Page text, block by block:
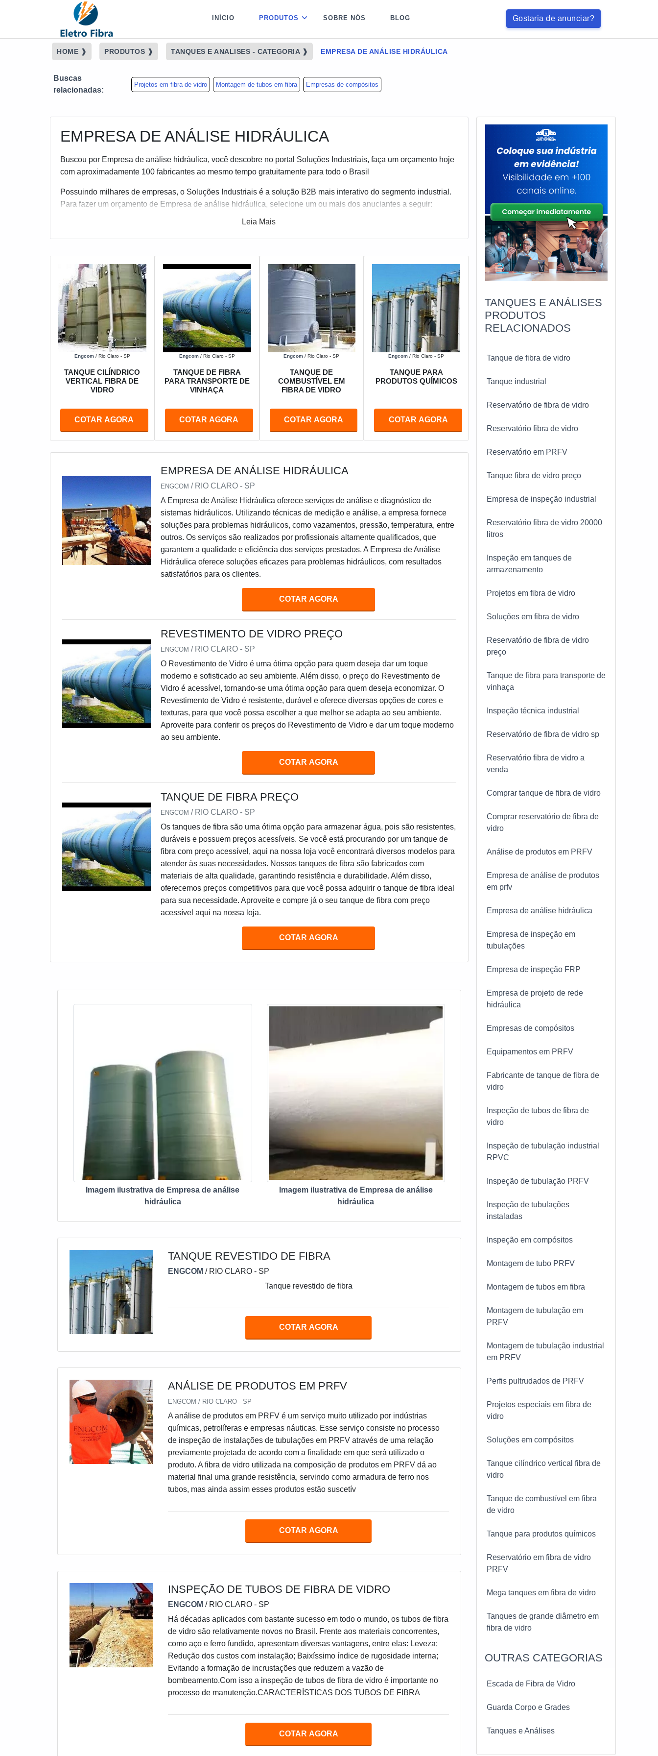
Gostaria de anunciar?
INÍCIO PRODUTOS SOBRE NÓS BLOG
HOME ❱ PRODUTOS ❱ TANQUES E ANALISES - CATEGORIA ❱ EMPRESA DE ANÁLISE HIDRÁULICA
Buscas
relacionadas:
Projetos em fibra de vidro Montagem de tubos em fibra Empresas de compósitos
EMPRESA DE ANÁLISE HIDRÁULICA
Buscou por Empresa de análise hidráulica, você descobre no portal Soluções Industriais, faça um orçamento hoje
com aproximadamente 100 fabricantes ao mesmo tempo gratuitamente para todo o Brasil
Possuindo milhares de empresas, o Soluções Industriais é a solução B2B mais interativo do segmento industrial.
Para fazer um orçamento de Empresa de análise hidráulica, selecione um ou mais dos anuciantes a seguir:
Leia Mais
Engcom/ Rio Claro - SP
TANQUE CILÍNDRICO
VERTICAL FIBRA DE
VIDRO
COTAR AGORA
Engcom/ Rio Claro - SP
TANQUE DE FIBRA
PARA TRANSPORTE DE
VINHAÇA
COTAR AGORA
Engcom / Rio Claro - SP
TANQUE DE
COMBUSTÍVEL EM
FIBRA DE VIDRO
COTAR AGORA
Engcom / Rio Claro - SP
TANQUE PARA
PRODUTOS QUÍMICOS
COTAR AGORA
EMPRESA DE ANÁLISE HIDRÁULICA
ENGCOM/ RIO CLARO - SP
A Empresa de Análise Hidráulica oferece serviços de análise e diagnóstico de
sistemas hidráulicos. Utilizando técnicas de medição e análise, a empresa fornece
soluções para problemas hidráulicos, como vazamentos, pressão, temperatura, entre
outros. Os serviços são realizados por profissionais altamente qualificados, que
garantem a qualidade e eficiência dos serviços prestados. A Empresa de Análise
Hidráulica oferece soluções eficazes para problemas hidráulicos, com resultados
satisfatórios para os clientes.
COTAR AGORA
REVESTIMENTO DE VIDRO PREÇO
ENGCOM/ RIO CLARO - SP
O Revestimento de Vidro é uma ótima opção para quem deseja dar um toque
moderno e sofisticado ao seu ambiente. Além disso, o preço do Revestimento de
Vidro é acessível, tornando-se uma ótima opção para quem deseja economizar. O
Revestimento de Vidro é resistente, durável e oferece diversas opções de cores e
texturas, para que você possa escolher a que melhor se adapta ao seu ambiente.
Aproveite para conferir os preços do Revestimento de Vidro e dar um toque moderno
ao seu ambiente.
COTAR AGORA
TANQUE DE FIBRA PREÇO
ENGCOM/ RIO CLARO - SP
Os tanques de fibra são uma ótima opção para armazenar água, pois são resistentes,
duráveis e possuem preços acessíveis. Se você está procurando por um tanque de
fibra com preço acessível, aqui na nossa loja você encontrará diversos modelos para
atender às suas necessidades. Nossos tanques de fibra são fabricados com
materiais de alta qualidade, garantindo resistência e durabilidade. Além disso,
oferecemos preços competitivos para que você possa adquirir o tanque de fibra ideal
para sua necessidade. Aproveite e compre já o seu tanque de fibra com preço
acessível aqui na nossa loja.
COTAR AGORA
Imagem ilustrativa de Empresa de análise
hidráulica
Imagem ilustrativa de Empresa de análise
hidráulica
TANQUE REVESTIDO DE FIBRA
ENGCOM / RIO CLARO - SP
Tanque revestido de fibra
COTAR AGORA
ANÁLISE DE PRODUTOS EM PRFV
ENGCOM / RIO CLARO - SP
A análise de produtos em PRFV é um serviço muito utilizado por indústrias
químicas, petrolíferas e empresas náuticas. Esse serviço consiste no processo
de inspeção de instalações de tubulações em PRFV através de uma relação
previamente projetada de acordo com a finalidade em que será utilizado o
produto. A fibra de vidro utilizada na composição de produtos em PRFV dá ao
material final uma grande resistência, servindo como armadura de ferro nos
tubos, mas ainda assim esses produtos estão suscetív
COTAR AGORA
INSPEÇÃO DE TUBOS DE FIBRA DE VIDRO
ENGCOM / RIO CLARO - SP
Há décadas aplicados com bastante sucesso em todo o mundo, os tubos de fibra
de vidro são relativamente novos no Brasil. Frente aos materiais concorrentes,
como aço e ferro fundido, apresentam diversas vantagens, entre elas: Leveza;
Redução dos custos com instalação; Baixíssimo índice de rugosidade interna;
Evitando a formação de incrustações que reduzem a vazão de
bombeamento.Com isso a inspeção de tubos de fibra de vidro é importante no
processo de manutenção.CARACTERÍSTICAS DOS TUBOS DE FIBRA
COTAR AGORA
TANQUES E ANÁLISES
PRODUTOS
RELACIONADOS
Tanque de fibra de vidro
Tanque industrial
Reservatório de fibra de vidro
Reservatório fibra de vidro
Reservatório em PRFV
Tanque fibra de vidro preço
Empresa de inspeção industrial
Reservatório fibra de vidro 20000
litros
Inspeção em tanques de
armazenamento
Projetos em fibra de vidro
Soluções em fibra de vidro
Reservatório de fibra de vidro
preço
Tanque de fibra para transporte de
vinhaça
Inspeção técnica industrial
Reservatório de fibra de vidro sp
Reservatório fibra de vidro a
venda
Comprar tanque de fibra de vidro
Comprar reservatório de fibra de
vidro
Análise de produtos em PRFV
Empresa de análise de produtos
em prfv
Empresa de análise hidráulica
Empresa de inspeção em
tubulações
Empresa de inspeção FRP
Empresa de projeto de rede
hidráulica
Empresas de compósitos
Equipamentos em PRFV
Fabricante de tanque de fibra de
vidro
Inspeção de tubos de fibra de
vidro
Inspeção de tubulação industrial
RPVC
Inspeção de tubulação PRFV
Inspeção de tubulações
instaladas
Inspeção em compósitos
Montagem de tubo PRFV
Montagem de tubos em fibra
Montagem de tubulação em
PRFV
Montagem de tubulação industrial
em PRFV
Perfis pultrudados de PRFV
Projetos especiais em fibra de
vidro
Soluções em compósitos
Tanque cilíndrico vertical fibra de
vidro
Tanque de combustível em fibra
de vidro
Tanque para produtos químicos
Reservatório em fibra de vidro
PRFV
Mega tanques em fibra de vidro
Tanques de grande diâmetro em
fibra de vidro
OUTRAS CATEGORIAS
Escada de Fibra de Vidro
Guarda Corpo e Grades
Tanques e Análises